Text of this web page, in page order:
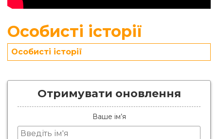
Особисті історії
Особисті історії
Отримувати оновлення
Ваше ім’я